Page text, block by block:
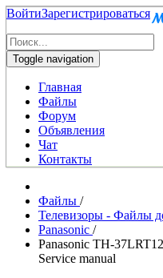
ВойтиЗарегистрироваться
Toggle navigation
Главная
Файлы
Форум
Объявления
Чат
Контакты
Файлы /
Телевизоры - Файлы
Panasonic /
Panasonic TH-
Service manual